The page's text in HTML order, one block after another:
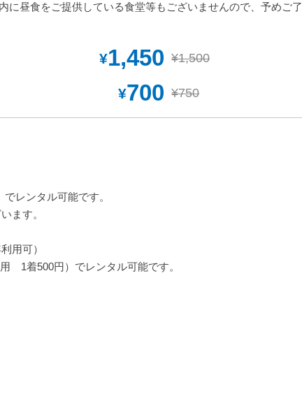
昼食をご提供している食堂等もございませんので、予めご了
¥1,450 ¥1,500
¥700 ¥750
レンタル可能です。
ます。
用可）
1着500円）でレンタル可能です。